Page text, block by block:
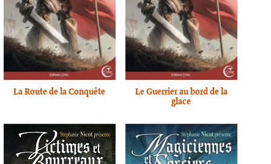
La Route de la Conquête
Le Guerrier au bord de la
glace